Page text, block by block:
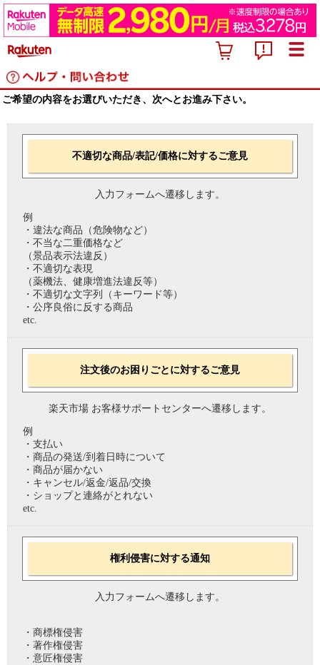
ご希望の内容をお選びいただき、次へとお進み下さい。
不適切な商品/表記/価格に対するご意見
入力フォームへ遷移します。
例
・違法な商品（危険物など）
・不当な二重価格など
（景品表示法違反）
・不適切な表現
（薬機法、健康増進法違反等）
・不適切な文字列（キーワード等）
・公序良俗に反する商品
etc.
注文後のお困りごとに対するご意見
楽天市場 お客様サポートセンターへ遷移します。
例
・支払い
・商品の発送/到着日時について
・商品が届かない
・キャンセル/返金/返品/交換
・ショップと連絡がとれない
etc.
権利侵害に対する通知
入力フォームへ遷移します。
・商標権侵害
・著作権侵害
・意匠権侵害